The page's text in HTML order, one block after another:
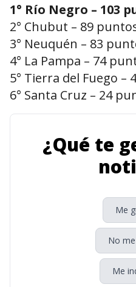
1° Río Negro – 103
2° Chubut – 89
3° Neuquén – 83
4° La Pampa – 74
5° Tierra del Fuego –
6° Santa Cruz – 24
¿Qué te
Me
No
Me